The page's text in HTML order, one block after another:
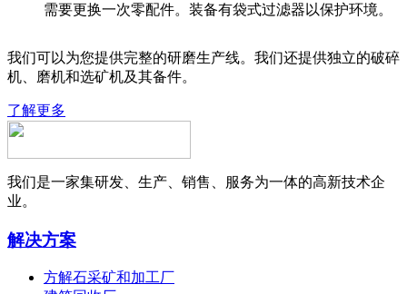
需要更换一次零配件。装备有袋式过滤器以保护环境。
我们可以为您提供完整的研磨生产线。我们还提供独立的破碎
机、磨机和选矿机及其备件。
了解更多
我们是一家集研发、生产、销售、服务为一体的高新技术企
业。
解决方案
方解石采矿和加工厂